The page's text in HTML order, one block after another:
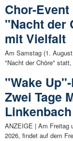
Chor-
"Nacht der
mit Vielfalt
Am Samstag (1.
"Nacht der Chöre"
"Wake
Zwei Tage
Linkenbach
ANZEIGE | Am Freitag
2026, findet auf dem